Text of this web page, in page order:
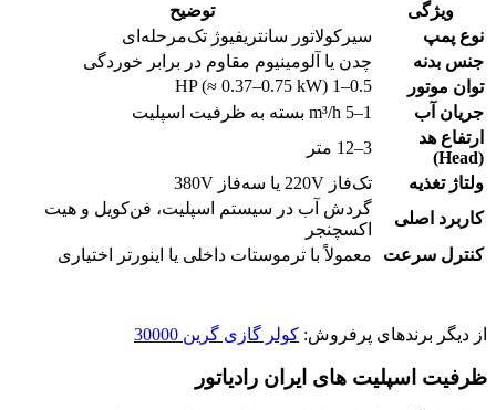
ویژگی
توضیح
نوع پمپ
سیرکولاتور سانتریفیوژ تک‌مرحله‌ای
جنس بدنه
چدن یا آلومینیوم مقاوم در برابر خوردگی
توان موتور
0.5–1 HP (≈ 0.37–0.75 kW)
جریان آب
1–5 m³/h بسته به ظرفیت اسپلیت
ارتفاع هد
(Head)
3–12 متر
ولتاژ تغذیه
تک‌فاز 220V یا سه‌فاز 380V
کاربرد اصلی
گردش آب در سیستم اسپلیت، فن‌کویل و هیت
اکسچنجر
کنترل سرعت
معمولاً با ترموستات داخلی یا اینورتر اختیاری
از دیگر برندهای پرفروش: کولر گازی گرین 30000
ظرفیت اسپلیت های ایران رادیاتور